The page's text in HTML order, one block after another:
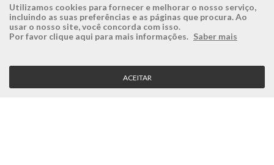
ÉSISTEMAS
Empresa
Visão, Missão e Valores
ÁREA RESERVADA
Login
Recuperar Password
Utilizamos cookies para fornecer e melhorar o nosso serviço,
incluindo as suas preferências e as páginas que procura. Ao
usar o nosso site, você concorda com isso.
Por favor clique aqui para mais informações. Saber mais
ACEITAR